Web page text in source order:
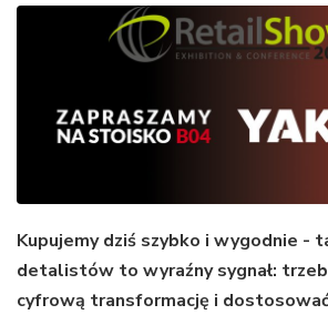
Kupujemy dziś szybko i wygodnie -
detalistów to wyraźny sygnał:
cyfrową transformację i